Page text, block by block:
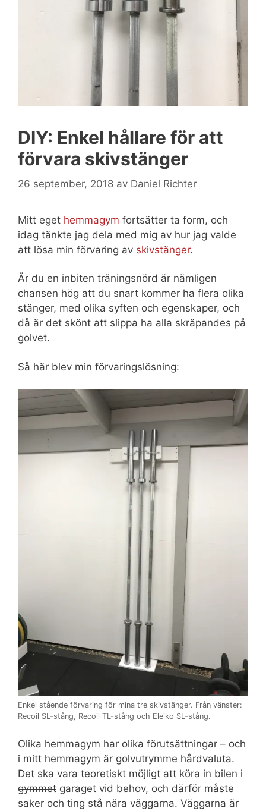
DIY: Enkel hållare för att
förvara skivstänger
26 september, 2018 av Daniel Richter
Mitt eget hemmagym fortsätter ta form, och
idag tänkte jag dela med mig av hur jag valde
att lösa min förvaring av skivstänger.
Är du en inbiten träningsnörd är nämligen
chansen hög att du snart kommer ha flera olika
stänger, med olika syften och egenskaper, och
då är det skönt att slippa ha alla skräpandes på
golvet.
Så här blev min förvaringslösning:
Enkel stående förvaring för mina tre skivstänger. Från vänster:
Recoil SL-stång, Recoil TL-stång och Eleiko SL-stång.
Olika hemmagym har olika förutsättningar – och
i mitt hemmagym är golvutrymme hårdvaluta.
Det ska vara teoretiskt möjligt att köra in bilen i
gymmet garaget vid behov, och därför måste
saker och ting stå nära väggarna. Väggarna är